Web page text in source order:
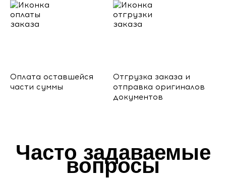
Оплата оставшейся
части суммы
Отгрузка заказа и
отправка оригиналов
документов
Часто задаваемые
вопросы